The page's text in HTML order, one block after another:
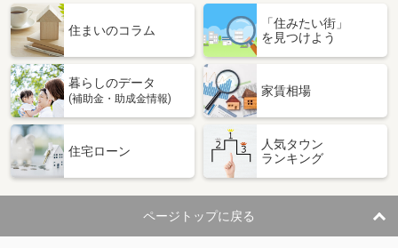
住まいのコラム
「住みたい街」
を見つけよう
暮らしのデータ
(補助金・助成金情報)
家賃相場
住宅ローン
人気タウン
ランキング
ページトップに戻る